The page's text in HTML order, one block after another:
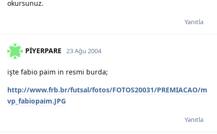
okursunuz.
Yanıtla
PİYERPARE 23 Ağu 2004
işte fabio paim in resmi burda;
http://www.frb.br/futsal/fotos/FOTOS20031/PREMIACAO/m
vp_fabiopaim.JPG
Yanıtla